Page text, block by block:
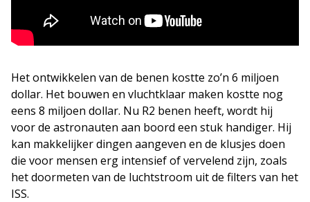
Het ontwikkelen van de benen kostte zo’n 6 miljoen
dollar. Het bouwen en vluchtklaar maken kostte nog
eens 8 miljoen dollar. Nu R2 benen heeft, wordt hij
voor de astronauten aan boord een stuk handiger. Hij
kan makkelijker dingen aangeven en de klusjes doen
die voor mensen erg intensief of vervelend zijn, zoals
het doormeten van de luchtstroom uit de filters van het
ISS.